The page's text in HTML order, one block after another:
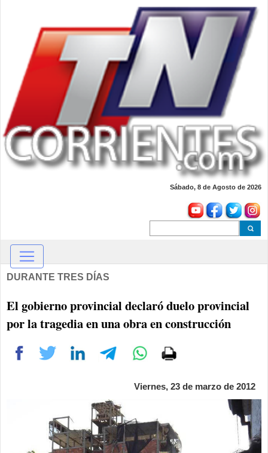
Sábado, 8 de Agosto de 2026
DURANTE TRES DÍAS
El gobierno provincial declaró duelo provincial
por la tragedia en una obra en construcción
Viernes, 23 de marzo de 2012